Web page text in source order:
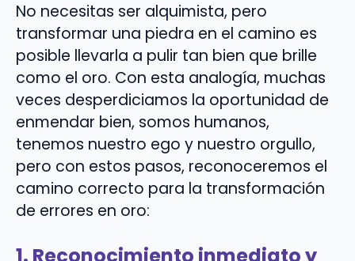
No necesitas ser alquimista, pero
transformar una piedra en el camino es
posible llevarla a pulir tan bien que brille
como el oro. Con esta analogía, muchas
veces desperdiciamos la oportunidad de
enmendar bien, somos humanos,
tenemos nuestro ego y nuestro orgullo,
pero con estos pasos, reconoceremos el
camino correcto para la transformación
de errores en oro:
1. Reconocimiento inmediato y